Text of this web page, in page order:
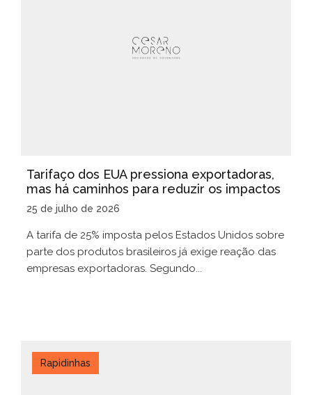
Tarifaço dos EUA pressiona exportadoras,
mas há caminhos para reduzir os impactos
25 de julho de 2026
A tarifa de 25% imposta pelos Estados Unidos sobre
parte dos produtos brasileiros já exige reação das
empresas exportadoras. Segundo...
Rapidinhas